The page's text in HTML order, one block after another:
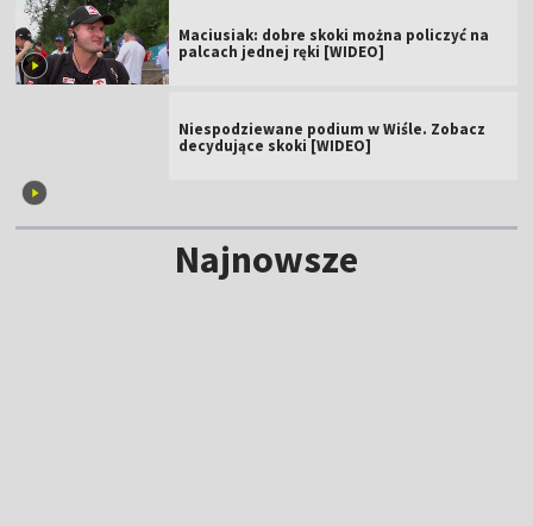
Maciusiak: dobre skoki można policzyć na
palcach jednej ręki [WIDEO]
Niespodziewane podium w Wiśle. Zobacz
decydujące skoki [WIDEO]
Najnowsze